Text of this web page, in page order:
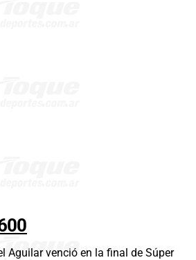
Aguilar venció en la final de Súper